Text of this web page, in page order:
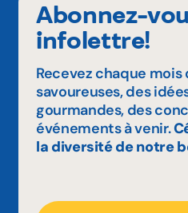
Abonnez-
infolettre!
Recevez chaque
savoureuses, des
gourmandes, des
événements à venir.
la diversité de notre